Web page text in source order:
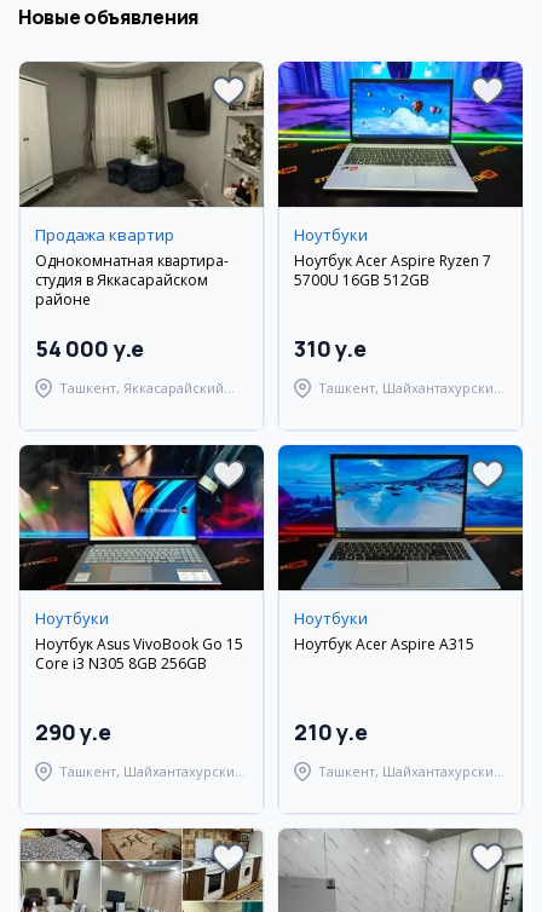
Новые объявления
Продажа квартир
Однокомнатная квартира-
студия в Яккасарайском
районе
54 000 y.e
Ташкент, Яккасарайский
Ноутбуки
Ноутбук Acer Aspire Ryzen 7
5700U 16GB 512GB
310 y.e
Ташкент, Шайхантахурский
Ноутбуки
Ноутбук Asus VivoBook Go 15
Core i3 N305 8GB 256GB
290 y.e
Ташкент, Шайхантахурский
Ноутбуки
Ноутбук Acer Aspire A315
210 y.e
Ташкент, Шайхантахурский